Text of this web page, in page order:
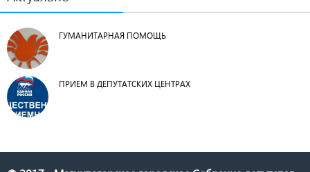
ГУМАНИТАРНАЯ ПОМОЩЬ
ПРИЕМ В ДЕПУТАТСКИХ ЦЕНТРАХ